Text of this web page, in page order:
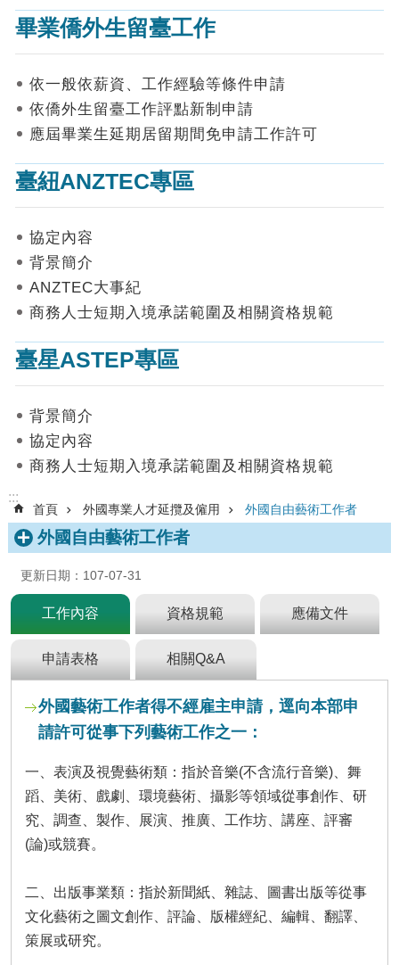
請
進
詢
見
答
統
數
據
首
網
站
覽
絡
我
們
English
隱
私
及
全
府
網
站
開
放
宣
畢業僑外生留臺工作
依一般依薪資、工作經驗等條件申請
依僑外生留臺工作評點新制申請
應屆畢業生延期居留期間免申請工作許可
臺紐ANZTEC專區
協定內容
背景簡介
ANZTEC大事紀
商務人士短期入境承諾範圍及相關資格規範
臺星ASTEP專區
背景簡介
協定內容
商務人士短期入境承諾範圍及相關資格規範
:::
首頁 外國專業人才延攬及僱用 外國自由藝術工作者
外國自由藝術工作者
更新日期：107-07-31
工作內容 資格規範 應備文件
申請表格 相關Q&A
外國藝術工作者得不經雇主申請，逕向本部申
請許可從事下列藝術工作之一：
一、表演及視覺藝術類：指於音樂(不含流行音樂)、舞
蹈、美術、戲劇、環境藝術、攝影等領域從事創作、研
究、調查、製作、展演、推廣、工作坊、講座、評審
(論)或競賽。
二、出版事業類：指於新聞紙、雜誌、圖書出版等從事
文化藝術之圖文創作、評論、版權經紀、編輯、翻譯、
策展或研究。